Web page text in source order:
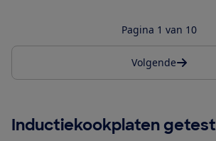
Pagina 1 van 10
Volgende
Inductiekookplaten getest